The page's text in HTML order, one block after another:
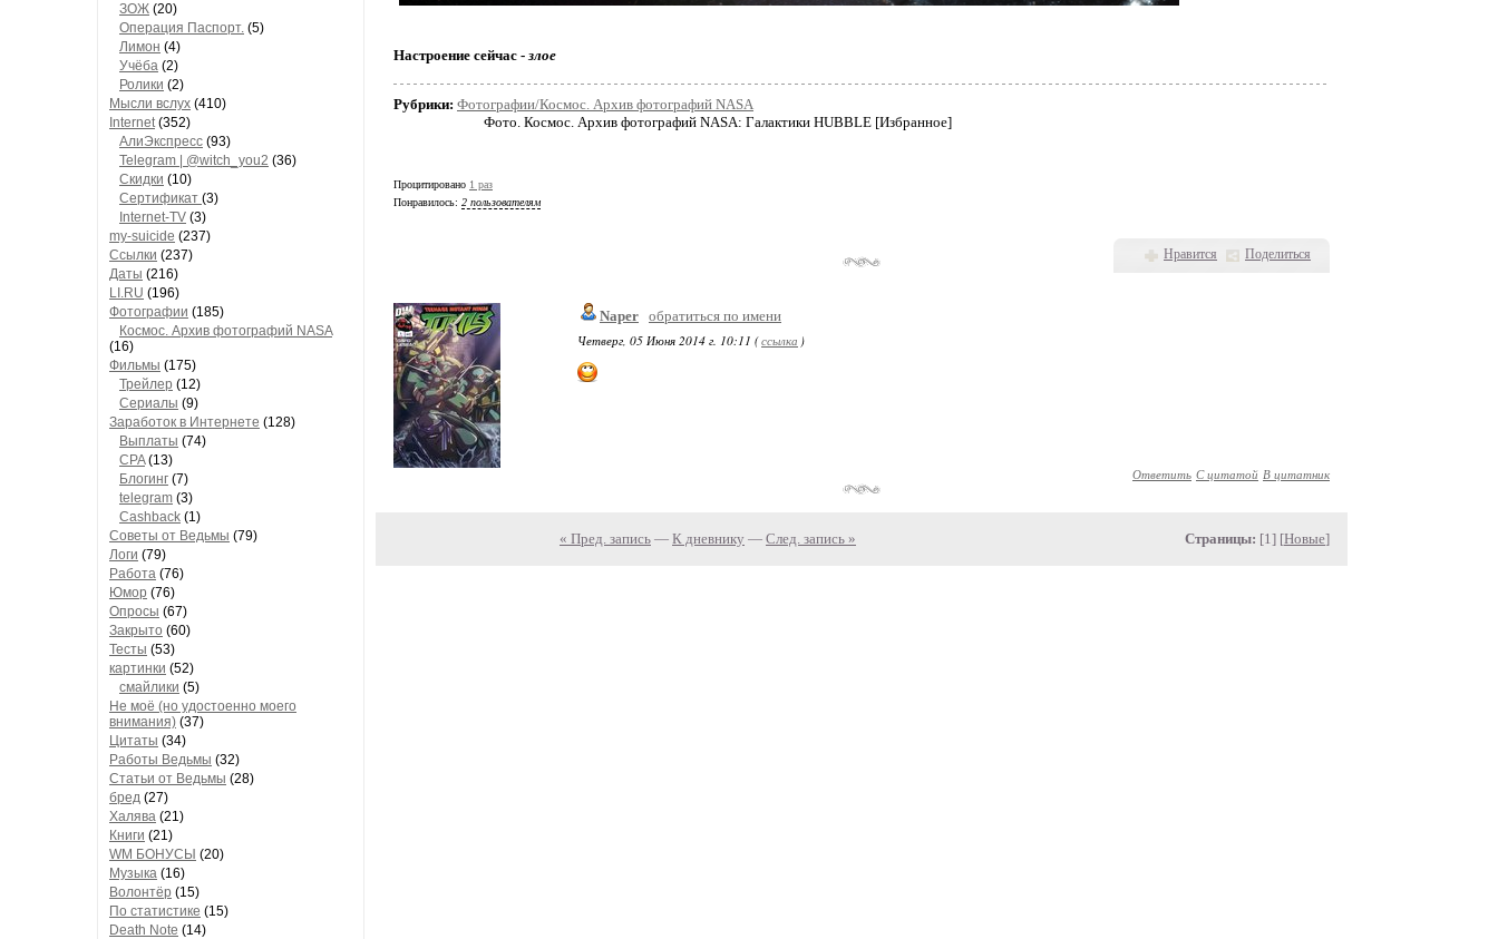
ЗОЖ (20)
Операция Паспорт. (5)
Лимон (4)
Учёба (2)
Ролики (2)
Мысли вслух (410)
Internet(352)
АлиЭкспресс (93)
Telegram | @witch_you2 (36)
Скидки (10)
Сертификат (3)
Internet-TV (3)
my-suicide (237)
Ссылки (237)
Даты (216)
LI.RU (196)
Фотографии (185)
Космос. Архив фотографий NASA
(16)
Фильмы (175)
Трейлер (12)
Сериалы (9)
Заработок в Интернете (128)
Выплаты (74)
CPA(13)
Блогинг (7)
telegram (3)
Cashback (1)
Советы от Ведьмы (79)
Логи (79)
Работа (76)
Юмор (76)
Опросы (67)
Закрыто (60)
Тесты (53)
картинки (52)
смайлики (5)
Не моё (но удостоенно моего
внимания) (37)
Цитаты (34)
Работы Ведьмы (32)
Статьи от Ведьмы (28)
бред (27)
Халява (21)
Книги (21)
WM БОНУСЫ (20)
Музыка (16)
Волонтёр (15)
По статистике (15)
Death Note (14)
Настроение сейчас -злое
Рубрики: Фотографии/Космос. Архив фотографий NASA
Фото. Космос. Архив фотографий NASA: Галактики HUBBLE [Избранное]
Процитировано 1 раз
Понравилось: 2 пользователям
Нравится Поделиться
Naper обратиться по имени
Четверг, 05 Июня 2014 г. 10:11 (ссылка )
Ответить С цитатой В цитатник
« Пред. запись — К дневнику — След. запись » Страницы: [1] [Новые]